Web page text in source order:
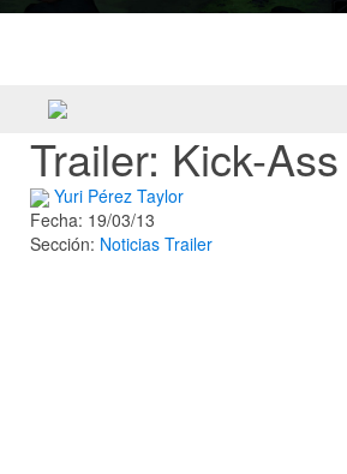
Trailer: Kick-
Yuri Pérez Taylor
Fecha: 19/03/13
Sección: Noticias Trailer